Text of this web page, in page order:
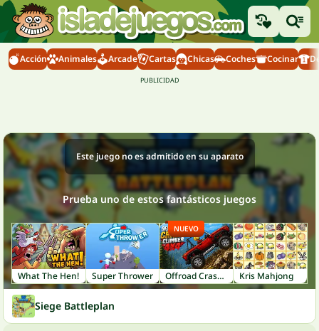
Acción Animales Arcade Cartas Chicas Coches Cocinar
Este juego no es admitido en su aparato
Prueba uno de estos fantásticos juegos
What The Hen! Super Thrower Offroad Crash Climber 4X4
NUEVO
Kris Mahjong
Siege Battleplan